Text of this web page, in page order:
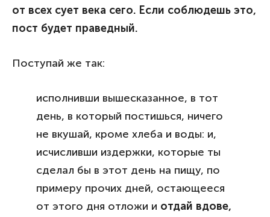
от всех сует века сего. Если соблюдешь это,
пост будет праведный.
Поступай же так:
исполнивши вышесказанное, в тот
день, в который постишься, ничего
не вкушай, кроме хлеба и воды: и,
исчисливши издержки, которые ты
сделал бы в этот день на пищу, по
примеру прочих дней, остающееся
от этого дня отложи и отдай вдове,